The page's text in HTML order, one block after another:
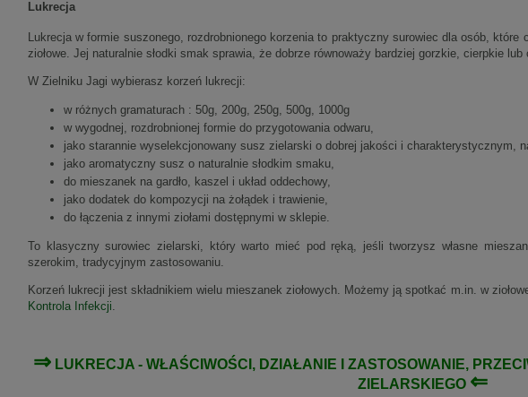
Lukrecja
Lukrecja w formie suszonego, rozdrobnionego korzenia to praktyczny surowiec dla osób, które
ziołowe. Jej naturalnie słodki smak sprawia, że dobrze równoważy bardziej gorzkie, cierpkie lub
W Zielniku Jagi wybierasz korzeń lukrecji:
w różnych gramaturach : 50g, 200g, 250g, 500g, 1000g
w wygodnej, rozdrobnionej formie do przygotowania odwaru,
jako starannie wyselekcjonowany susz zielarski o dobrej jakości i charakterystycznym,
jako aromatyczny susz o naturalnie słodkim smaku,
do mieszanek na gardło, kaszel i układ oddechowy,
jako dodatek do kompozycji na żołądek i trawienie,
do łączenia z innymi ziołami dostępnymi w sklepie.
To klasyczny surowiec zielarski, który warto mieć pod ręką, jeśli tworzysz własne
szerokim, tradycyjnym zastosowaniu.
Korzeń lukrecji jest składnikiem wielu mieszanek ziołowych. Możemy ją spotkać m.in. w
Kontrola Infekcji
⇒ LUKRECJA - WŁAŚCIWOŚCI , DZIAŁANIE I ZASTOSOWANIE,
ZIELARSKIEGO ⇐